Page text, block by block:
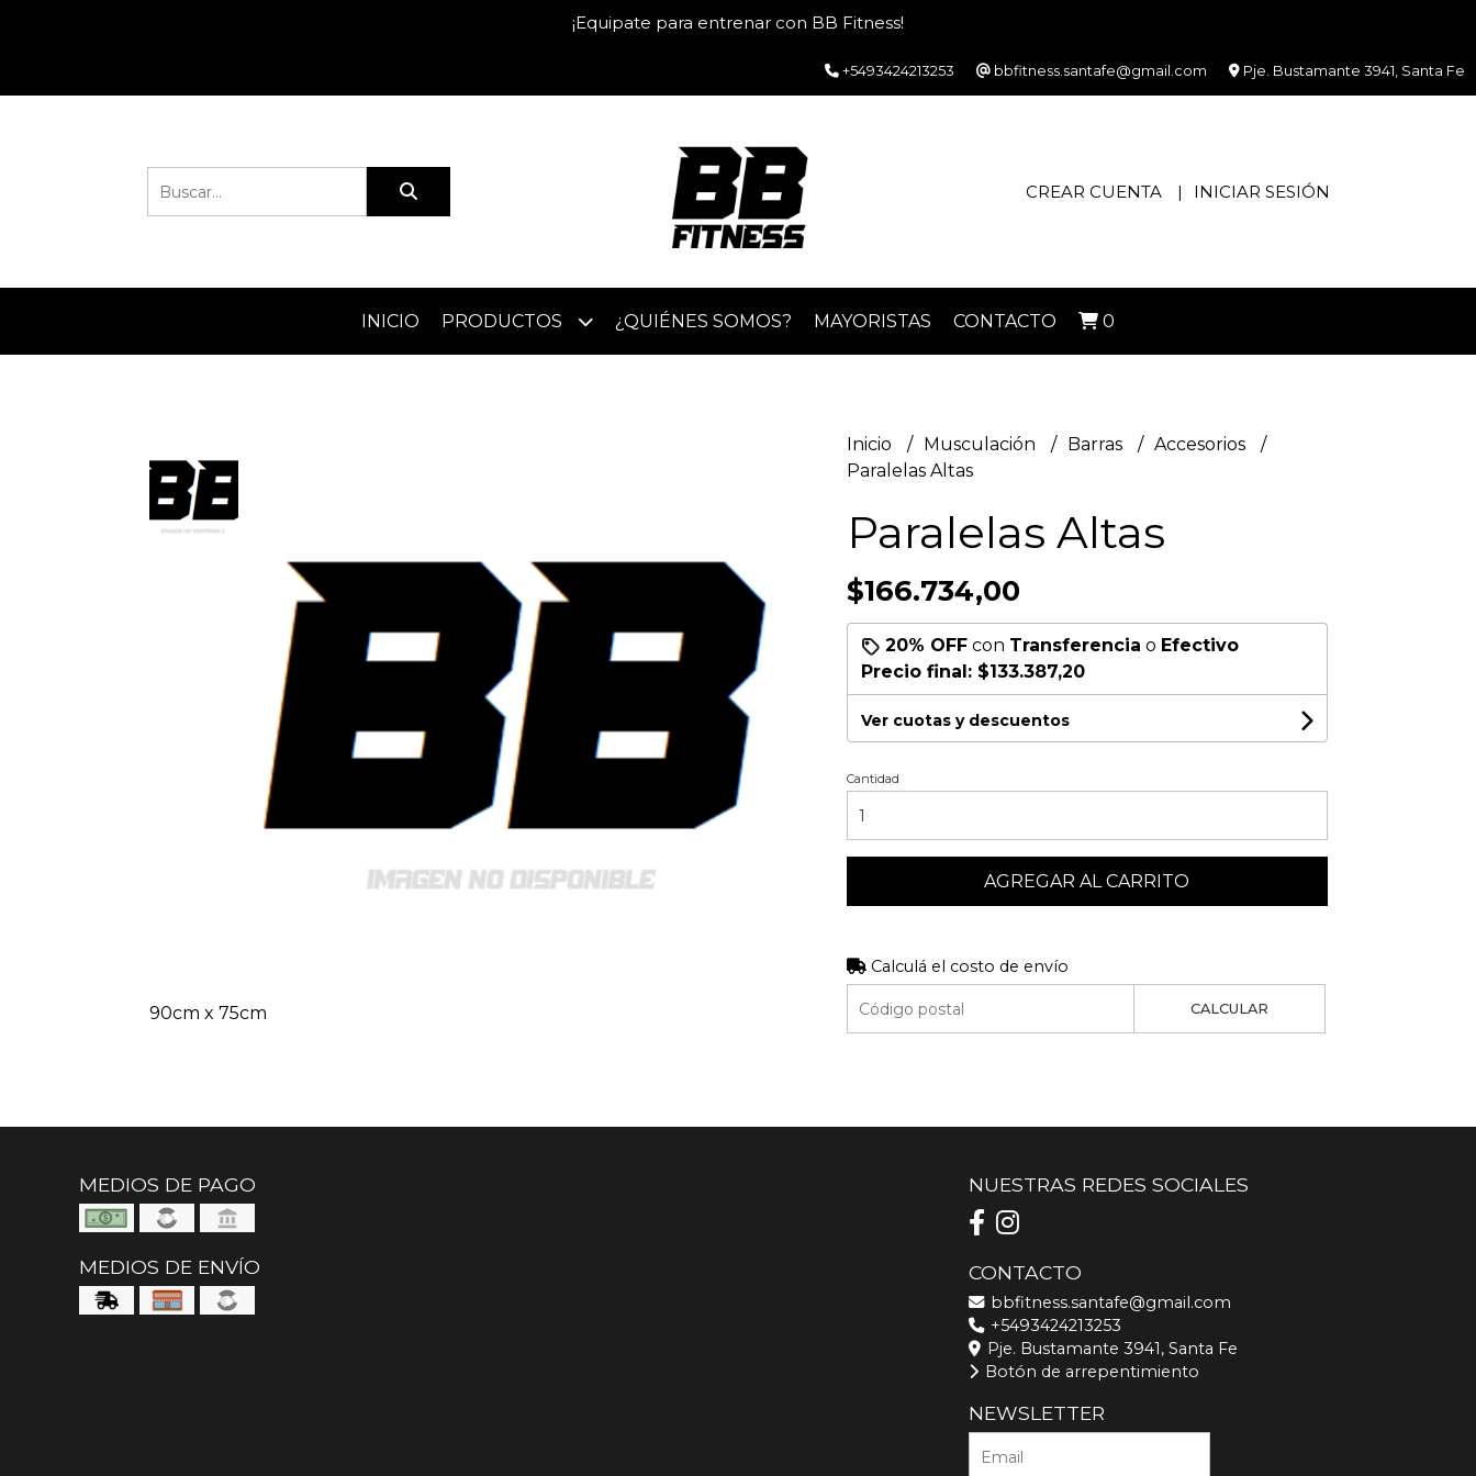
¡Equipate para entrenar con BB Fitness!
+5493424213253 bbfitness.santafe@gmail.com Pje. Bustamante 3941, Santa Fe
CREAR CUENTA INICIAR SESIÓN
INICIO PRODUCTOS ¿QUIÉNES SOMOS? MAYORISTAS CONTACTO 0
90cm x 75cm
Inicio Musculación Barras
Accesorios
Paralelas Altas
Paralelas Altas
$166.734,00
20% OFFcon Transferencia o Efectivo
Precio final: $133.387,20
Ver cuotas y descuentos
Cantidad
AGREGAR AL CARRITO
Calculá el costo de envío
CALCULAR
MEDIOS DE PAGO
MEDIOS DE ENVÍO
NUESTRAS REDES SOCIALES
CONTACTO
bbfitness.santafe@gmail.com
+5493424213253
Pje. Bustamante 3941, Santa Fe
Botón de arrepentimiento
NEWSLETTER